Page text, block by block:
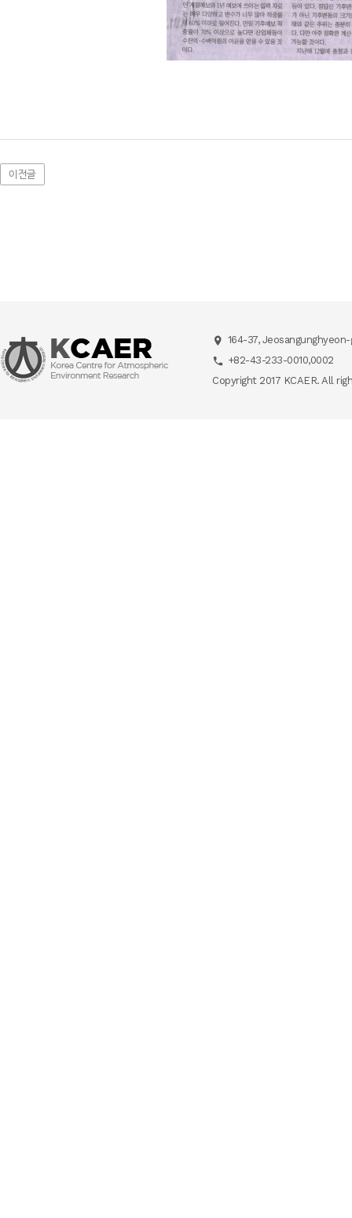
이전글
164-37,
+82-43-233-0010,0002
Copyright 2017 KCAER. All